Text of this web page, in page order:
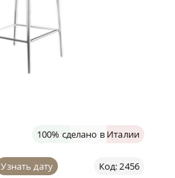
100% сделано в Италии
Код: 2456
Узнать дату